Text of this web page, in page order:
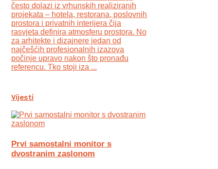
često dolazi iz vrhunskih realiziranih
projekata – hotela, restorana, poslovnih
prostora i privatnih interijera čija
rasvjeta definira atmosferu prostora. No
za arhitekte i dizajnere jedan od
najčešćih profesionalnih izazova
počinje upravo nakon što pronađu
referencu. Tko stoji iza ...
Vijesti
Prvi samostalni monitor s
dvostranim zaslonom